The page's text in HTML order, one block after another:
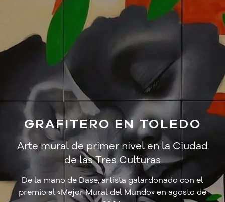
GRAFITERO EN TOLEDO
Arte mural de primer nivel en la Ciudad
de las Tres Culturas
De la mano de Dase, artista galardonado con el
premio al «Mejor Mural del Mundo» en agosto de